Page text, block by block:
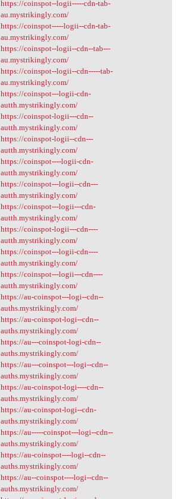
https://coinspot--logii-----cdn-tab-
au.mystrikingly.com/
https://coinspot-----logii--cdn-tab-
au.mystrikingly.com/
https://coinspot--logii--cdn--tab---
au.mystrikingly.com/
https://coinspot--logii--cdn-----tab-
au.mystrikingly.com/
https://coinspot---logii-cdn-
autth.mystrikingly.com/
https://coinspot-logii---cdn--
autth.mystrikingly.com/
https://coinspot-logii--cdn---
autth.mystrikingly.com/
https://coinspot----logii-cdn-
autth.mystrikingly.com/
https://coinspot---logii--cdn---
autth.mystrikingly.com/
https://coinspot---logii---cdn-
autth.mystrikingly.com/
https://coinspot-logii---cdn----
autth.mystrikingly.com/
https://coinspot---logii-cdn----
autth.mystrikingly.com/
https://coinspot---logii---cdn----
autth.mystrikingly.com/
https://au-coinspot---logi--cdn--
auths.mystrikingly.com/
https://au-coinspot-logi--cdn--
auths.mystrikingly.com/
https://au---coinspot-logi-cdn--
auths.mystrikingly.com/
https://au---coinspot---logi--cdn--
auths.mystrikingly.com/
https://au-coinspot-logi----cdn--
auths.mystrikingly.com/
https://au-coinspot-logi--cdn-
auths.mystrikingly.com/
https://au-----coinspot---logi--cdn--
auths.mystrikingly.com/
https://au-coinspot----logi--cdn--
auths.mystrikingly.com/
https://au--coinspot----logi--cdn--
auths.mystrikingly.com/